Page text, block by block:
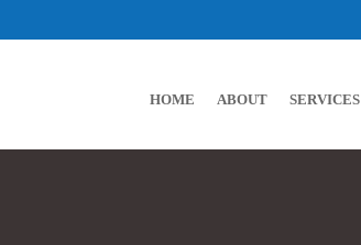
HOME ABOUT SERVICES